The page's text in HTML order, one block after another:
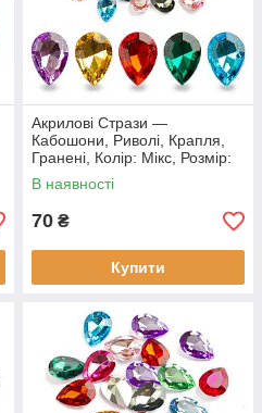
Акрилові Стрази —
Кабошони, Риволі, Крапля,
Гранені, Колір: Мікс, Розмір:
14х10х4мм, (50 шт)
В наявності
70 ₴
Купити